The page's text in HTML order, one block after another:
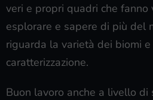
veri e propri quadri che fanno
esplorare e sapere di più del
riguarda la varietà dei biomi
caratterizzazione.
Buon lavoro anche a livello di